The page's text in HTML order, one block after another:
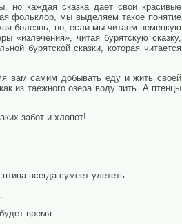
но каждая сказка дает свои красивые
фольклор, мы выделяем такое понятие
болезнь, но, если мы читаем немецкую
«излечения», читая бурятскую сказку,
бурятской сказки, которая читается
вам самим добывать еду и жить своей
из таежного озера воду пить. А птенцы
забот и хлопот!
всегда сумеет улететь.
время.